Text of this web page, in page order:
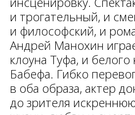
и трогательный, и
и философский, и
Андрей Манохин
клоуна Туфа, и белого
Бабефа. Гибко
в оба образа, актер
до зрителя